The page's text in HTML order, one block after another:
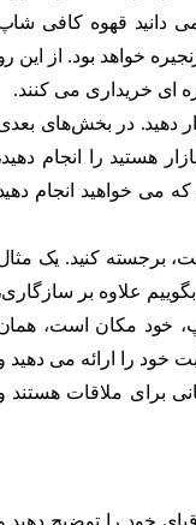
دانید قهوه کافی
خواهد بود. از این
ای خریداری می کنند.
دهید. در بخش‌های
هستید را انجام
می خواهید انجام
برجسته کنید. یک
علاوه بر
خود مکان است،
خود را ارائه می دهید
برای ملاقات هستند
خود را توضیح دهید